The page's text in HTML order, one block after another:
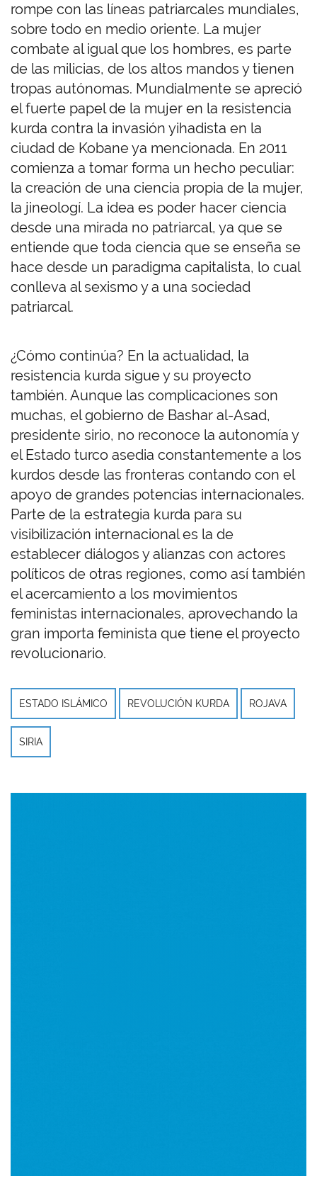
rompe con las líneas patriarcales mundiales,
sobre todo en medio oriente. La mujer
combate al igual que los hombres, es parte
de las milicias, de los altos mandos y tienen
tropas autónomas. Mundialmente se apreció
el fuerte papel de la mujer en la resistencia
kurda contra la invasión yihadista en la
ciudad de Kobane ya mencionada. En 2011
comienza a tomar forma un hecho peculiar:
la creación de una ciencia propia de la mujer,
la jineologí. La idea es poder hacer ciencia
desde una mirada no patriarcal, ya que se
entiende que toda ciencia que se enseña se
hace desde un paradigma capitalista, lo cual
conlleva al sexismo y a una sociedad
patriarcal.
¿Cómo continúa? En la actualidad, la
resistencia kurda sigue y su proyecto
también. Aunque las complicaciones son
muchas, el gobierno de Bashar al-Asad,
presidente sirio, no reconoce la autonomía y
el Estado turco asedia constantemente a los
kurdos desde las fronteras contando con el
apoyo de grandes potencias internacionales.
Parte de la estrategia kurda para su
visibilización internacional es la de
establecer diálogos y alianzas con actores
políticos de otras regiones, como así también
el acercamiento a los movimientos
feministas internacionales, aprovechando la
gran importa feminista que tiene el proyecto
revolucionario.
ESTADO ISLÁMICO REVOLUCIÓN KURDA ROJAVA
SIRIA